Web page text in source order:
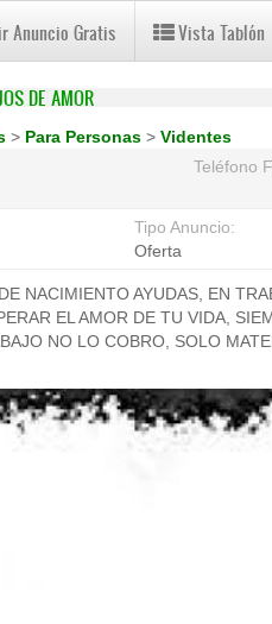
Anuncio Gratis Vista Tablón
DE AMOR
> Para Personas > Videntes
Teléfono
Tipo Anuncio:
Oferta
NACIMIENTO AYUDAS, EN
EL AMOR DE TU VIDA,
NO LO COBRO, SOLO